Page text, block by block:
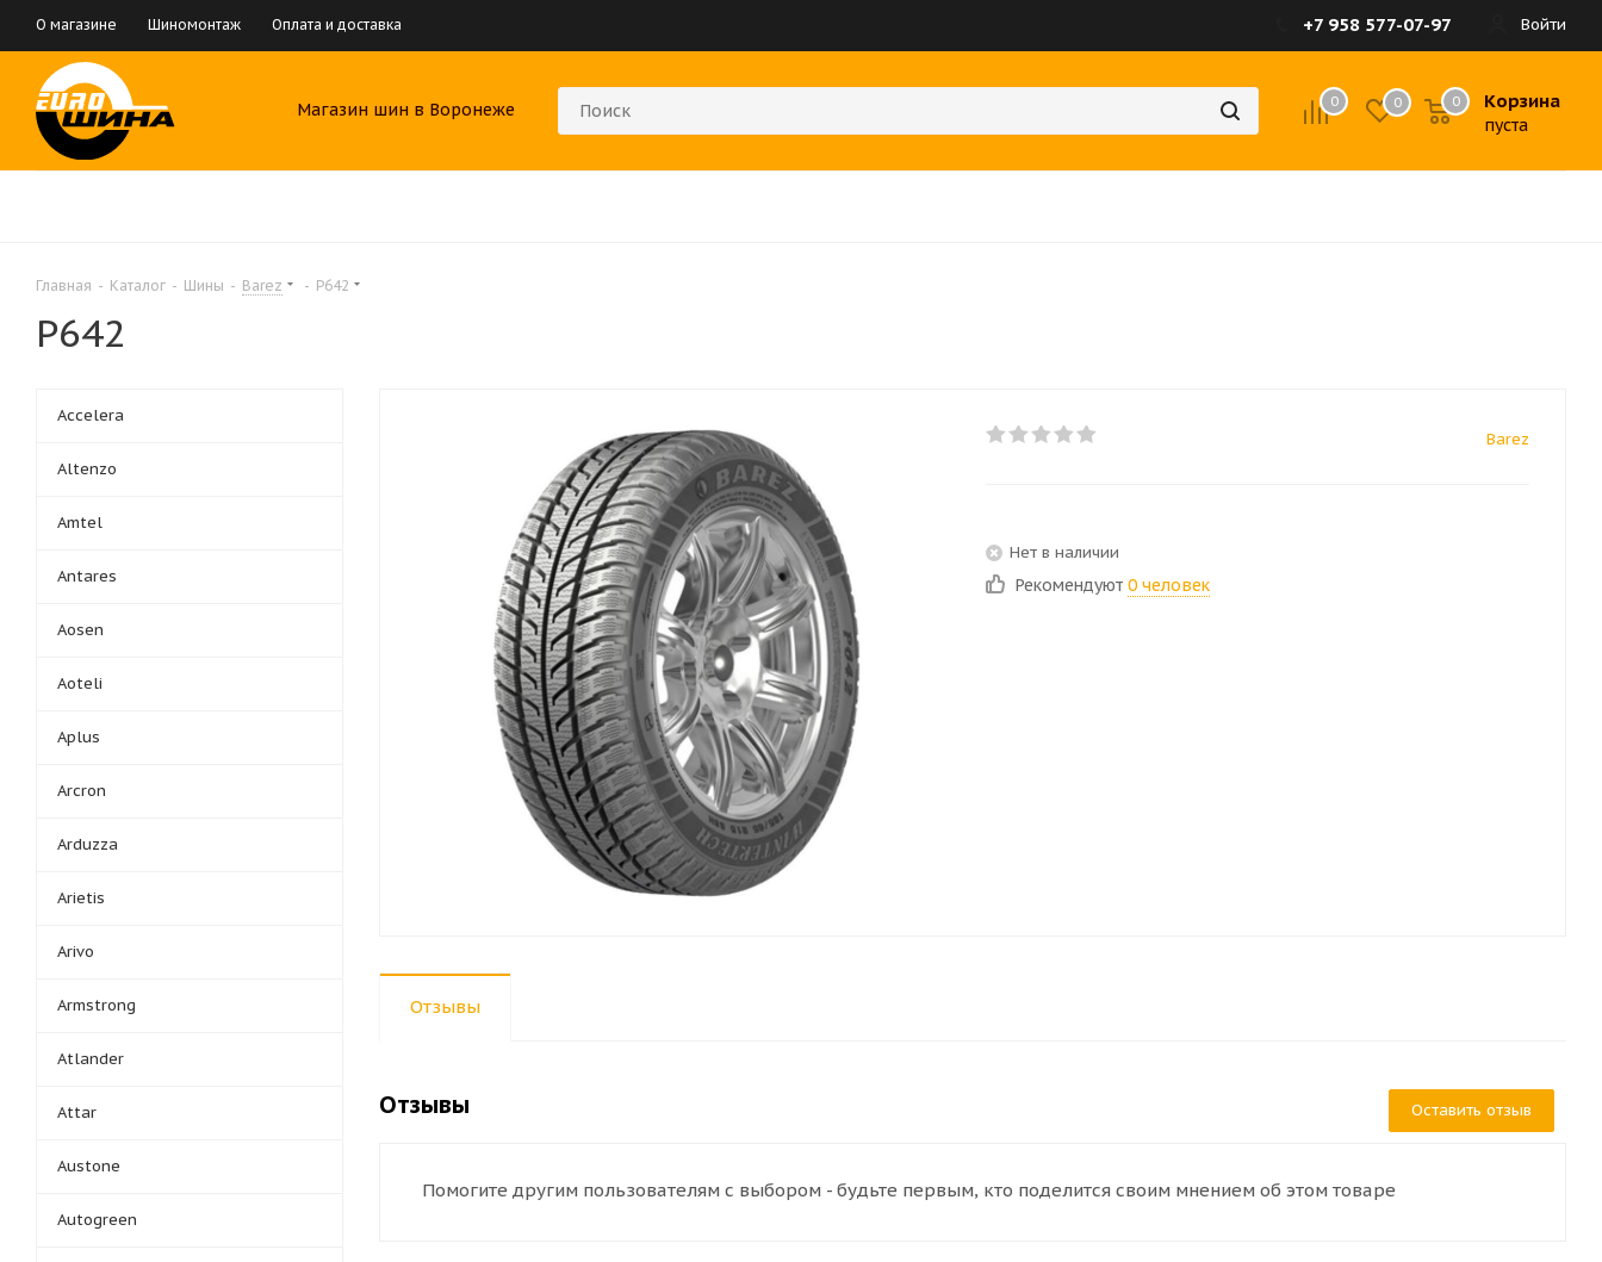
О магазине Шиномонтаж Оплата и доставка Войти
+7 958 577-07-97
Магазин шин в Воронеже 0 0 Корзина
пуста
0
Главная - Каталог - Шины - Barez - Р642
Р642
Barez
Нет в наличии
Рекомендуют 0 человек
Отзывы
Отзывы Оставить отзыв
Помогите другим пользователям с выбором - будьте первым, кто поделится своим мнением об этом товаре
Accelera
Altenzo
Amtel
Antares
Aosen
Aoteli
Aplus
Arcron
Arduzza
Arietis
Arivo
Armstrong
Atlander
Attar
Austone
Autogreen